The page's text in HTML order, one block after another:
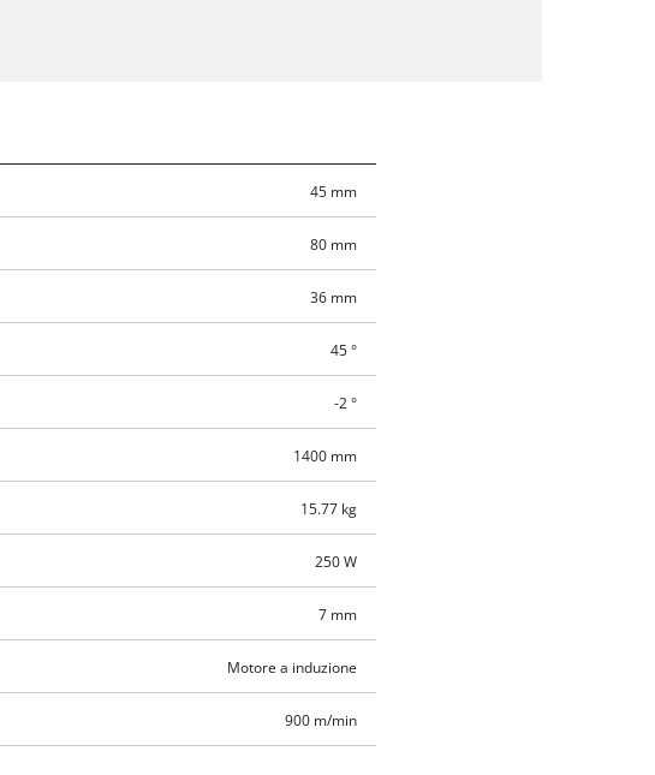
45 mm
80 mm
36 mm
45 °
-2 °
1400 mm
15.77 kg
250 W
7 mm
Motore a induzione
900 m/min